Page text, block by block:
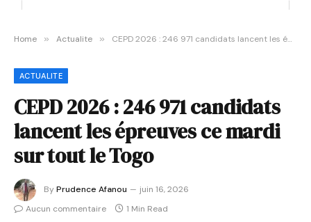
Home » Actualite » CEPD 2026 : 246 971 candidats lancent les épreuves ce mardi sur tout le Togo
ACTUALITE
CEPD 2026 : 246 971 candidats
lancent les épreuves ce mardi
sur tout le Togo
ByPrudence Afanou
juin 16, 2026
Aucun commentaire
1 Min Read